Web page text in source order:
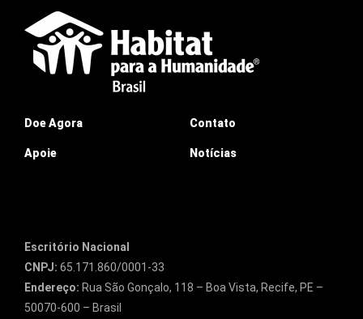
Doe Agora
Apoie
Contato
Notícias
Escritório Nacional
CNPJ: 65.171.860/0001-33
Endereço: Rua São Gonçalo, 118 – Boa Vista, Recife, PE –
50070-600 – Brasil